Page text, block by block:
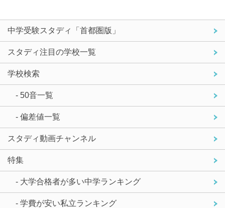
中学受験スタディ「首都圏版」
スタディ注目の学校一覧
学校検索
- 50音一覧
- 偏差値一覧
スタディ動画チャンネル
特集
- 大学合格者が多い中学ランキング
- 学費が安い私立ランキング